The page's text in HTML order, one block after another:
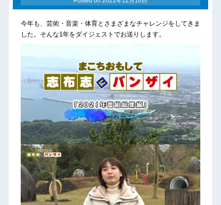
今年も、芸術・音楽・体育とさまざまなチャレンジをしてきま
した。そんな1年をダイジェストでお送りします。